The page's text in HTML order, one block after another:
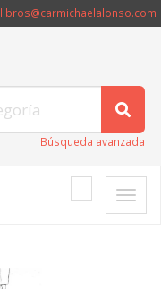
libros@carmichaelalonso.com
Búsqueda avanzada
Toggle